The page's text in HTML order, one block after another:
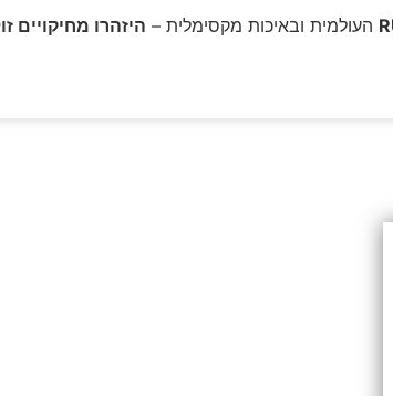
העולמית ובאיכות מקסימלית – היזהרו מחיקויים